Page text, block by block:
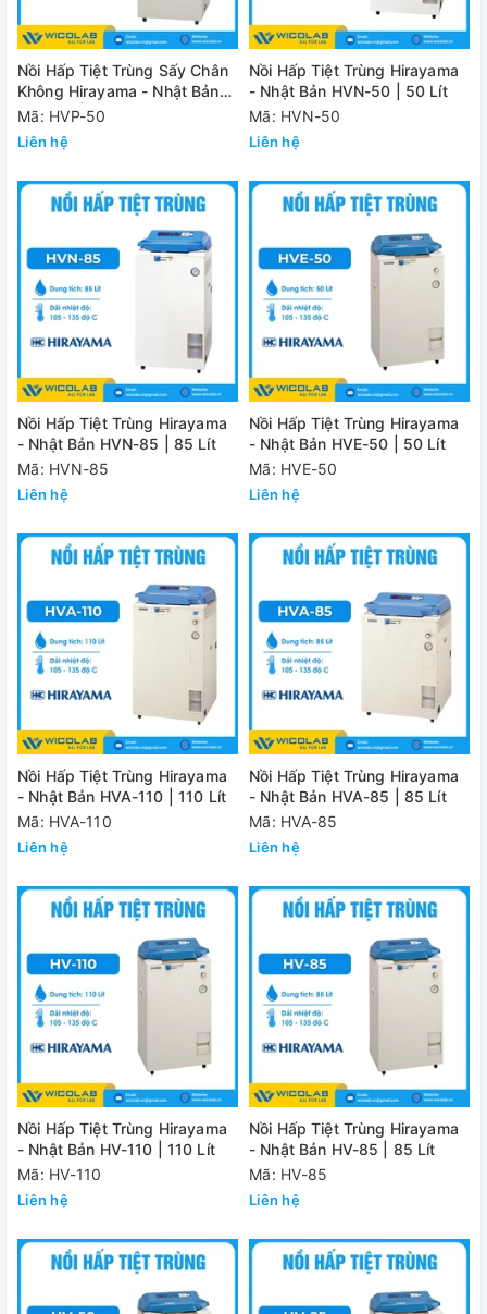
Nồi Hấp Tiệt Trùng Sấy Chân
Không Hirayama - Nhật Bản
HVP-50 | 50 Lít
Mã: HVP-50
Liên hệ
Nồi Hấp Tiệt Trùng Hirayama
- Nhật Bản HVN-50 | 50 Lít
Mã: HVN-50
Liên hệ
Nồi Hấp Tiệt Trùng Hirayama
- Nhật Bản HVN-85 | 85 Lít
Mã: HVN-85
Liên hệ
Nồi Hấp Tiệt Trùng Hirayama
- Nhật Bản HVE-50 | 50 Lít
Mã: HVE-50
Liên hệ
Nồi Hấp Tiệt Trùng Hirayama
- Nhật Bản HVA-110 | 110 Lít
Mã: HVA-110
Liên hệ
Nồi Hấp Tiệt Trùng Hirayama
- Nhật Bản HVA-85 | 85 Lít
Mã: HVA-85
Liên hệ
Nồi Hấp Tiệt Trùng Hirayama
- Nhật Bản HV-110 | 110 Lít
Mã: HV-110
Liên hệ
Nồi Hấp Tiệt Trùng Hirayama
- Nhật Bản HV-85 | 85 Lít
Mã: HV-85
Liên hệ